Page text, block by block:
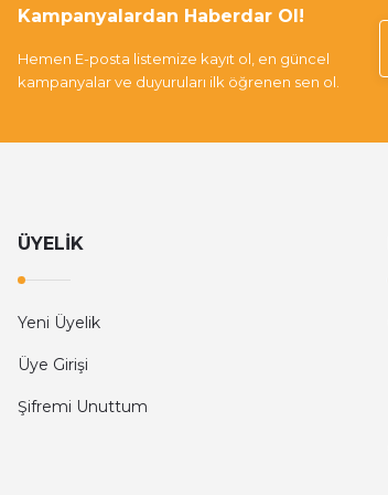
Kampanyalardan Haberdar Ol!
Hemen E-posta listemize kayıt ol, en güncel
kampanyalar ve duyuruları ilk öğrenen sen ol.
ÜYELİK
Yeni Üyelik
Üye Girişi
Şifremi Unuttum